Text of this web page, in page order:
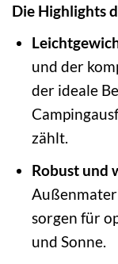
Die Highlights
und der
der ideale
zählt.
Robust und
sorgen für
und Sonne.